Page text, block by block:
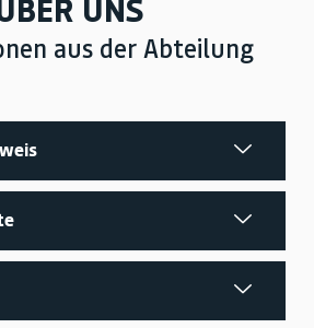
UNS
aus der Abteilung